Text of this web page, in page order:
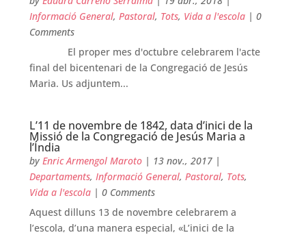
Informació General, Pastoral, Tots, Vida a l'escola | 0
Comments
El proper mes d'octubre celebrarem l'acte
final del bicentenari de la Congregació de Jesús
Maria. Us adjuntem...
L’11 de novembre de 1842, data d’inici de la
Missió de la Congregació de Jesús Maria a
l’Índia
by Enric Armengol Maroto | 13 nov., 2017 |
Departaments, Informació General, Pastoral, Tots,
Vida a l'escola | 0 Comments
Aquest dilluns 13 de novembre celebrarem a
l’escola, d’una manera especial, «L’inici de la